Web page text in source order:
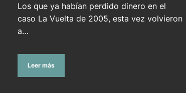
Los que ya habían perdido dinero en el
caso La Vuelta de 2005, esta vez volvieron
a…
Leer más